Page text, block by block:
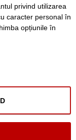
privind utilizarea
caracter personal în
opțiunile în